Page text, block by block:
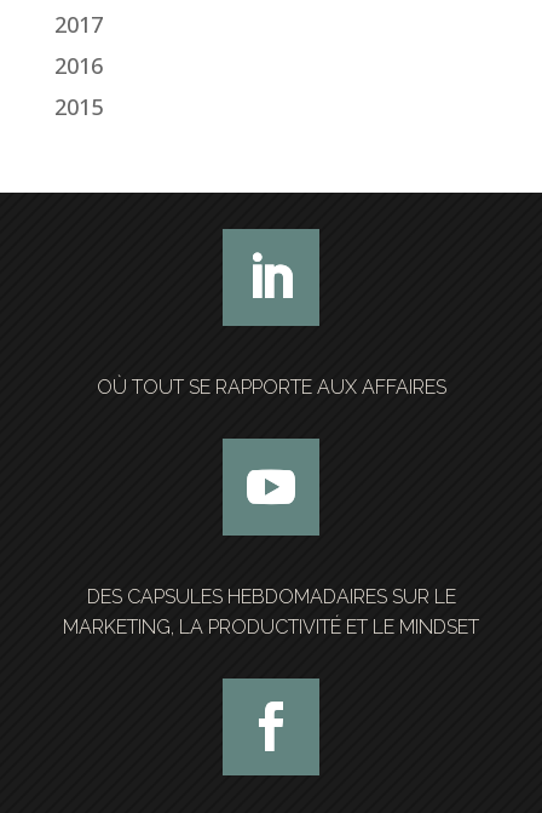
2017
2016
2015
OÙ TOUT SE RAPPORTE AUX AFFAIRES
DES CAPSULES HEBDOMADAIRES SUR LE
MARKETING, LA PRODUCTIVITÉ ET LE MINDSET